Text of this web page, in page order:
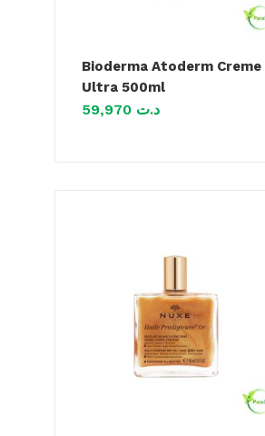
Bioderma Atoderm Creme
Ultra 500ml
د.ت 59,970